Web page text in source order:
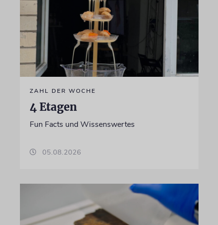
ZAHL DER WOCHE
4 Etagen
Fun Facts und Wissenswertes
05.08.2026